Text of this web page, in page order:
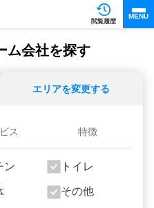
閲覧履歴
MENU
ム会社を探す
エリアを変更する
ス 特徴
ン トイレ
その他